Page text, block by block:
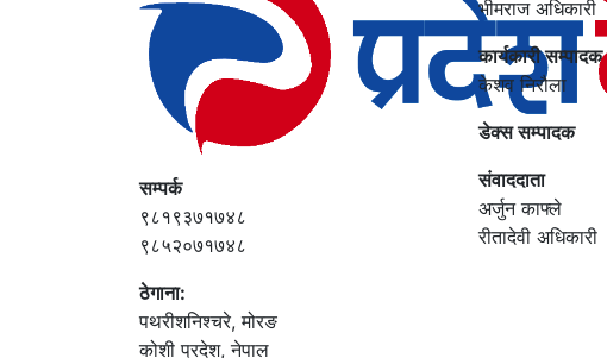
सम्पर्क
९८१९३७१७४८
९८५२०७१७४८
ठेगाना:
पथरीशनिश्‍चरे, मोरङ
कोशी प्रदेश, नेपाल
भीमराज अधिकारी
कार्यकारी सम्पादक
केशव निरौला
डेक्स सम्पादक
संवाददाता
अर्जुन काफ्ले
रीतादेवी अधिकारी